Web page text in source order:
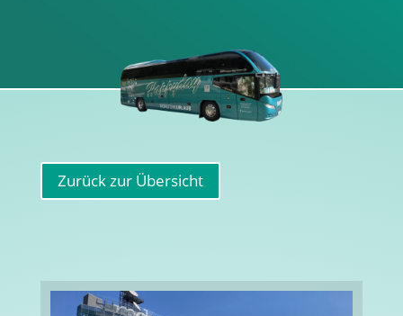
Zurück zur Übersicht